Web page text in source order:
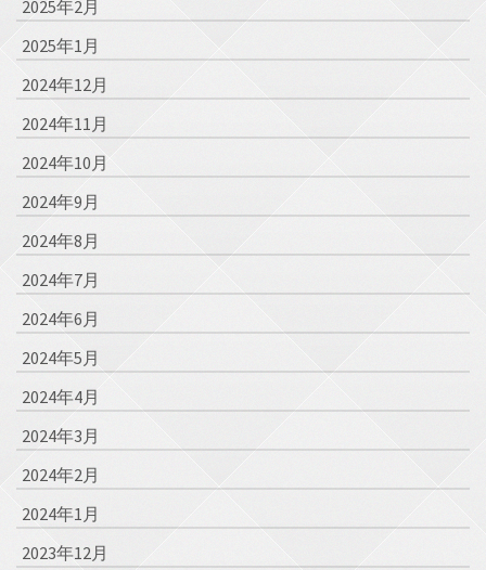
2025年2月
2025年1月
2024年12月
2024年11月
2024年10月
2024年9月
2024年8月
2024年7月
2024年6月
2024年5月
2024年4月
2024年3月
2024年2月
2024年1月
2023年12月